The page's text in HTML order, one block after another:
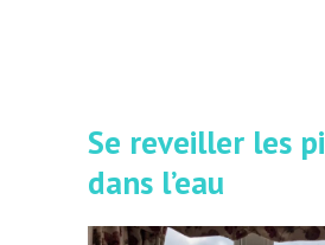
Se reveiller les
dans l’eau